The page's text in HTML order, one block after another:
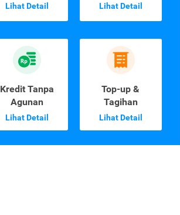
Lihat Detail Lihat Detail
Kredit Tanpa
Agunan
Lihat Detail
Top-up &
Tagihan
Lihat Detail